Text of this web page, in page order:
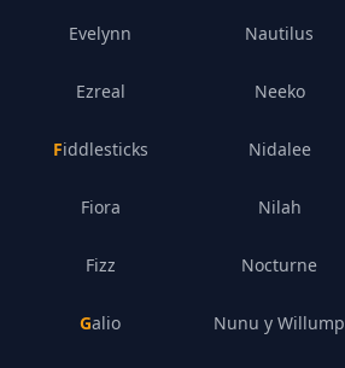
Evelynn
Ezreal
Fiddlesticks
Fiora
Fizz
Galio
Nautilus
Neeko
Nidalee
Nilah
Nocturne
Nunu y Willump